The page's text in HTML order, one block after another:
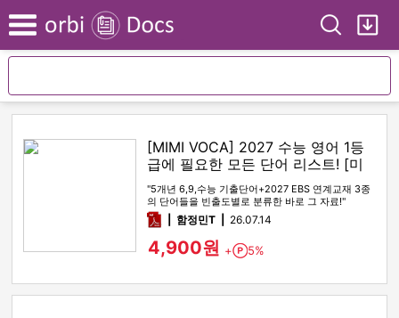
Menu Search
[MIMI VOCA] 2027 수능 영어 1등
급에 필요한 모든 단어 리스트! [미
미보카]
"5개년 6,9,수능 기출단어+2027 EBS 연계교재 3종
의 단어들을 빈출도별로 분류한 바로 그 자료!"
pdf함정민T 26.07.14
4,900원 + Point
5%